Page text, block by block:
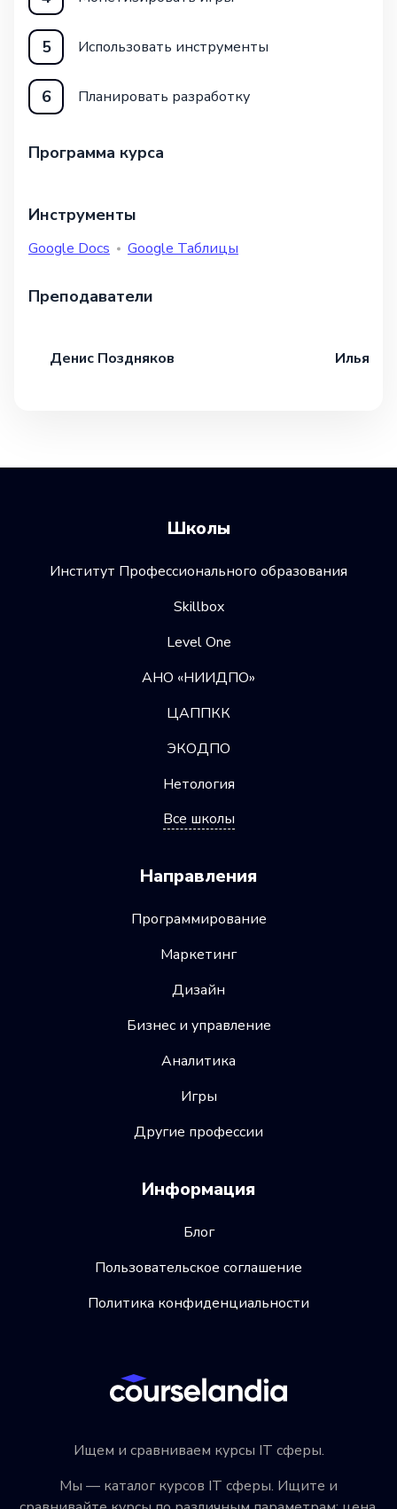
5 Использовать инструменты
6 Планировать разработку
Программа курса
Инструменты
Google Docs Google Таблицы
Преподаватели
Денис Поздняков Илья
Ищем и сравниваем курсы IT сферы.
Мы — каталог курсов IT сферы. Ищите и
Школы
Институт Профессионального образования
Skillbox
Level One
АНО «НИИДПО»
ЦАППКК
ЭКОДПО
Нетология
Все школы
Направления
Программирование
Маркетинг
Дизайн
Бизнес и управление
Аналитика
Игры
Другие профессии
Информация
Блог
Пользовательское соглашение
Политика конфиденциальности